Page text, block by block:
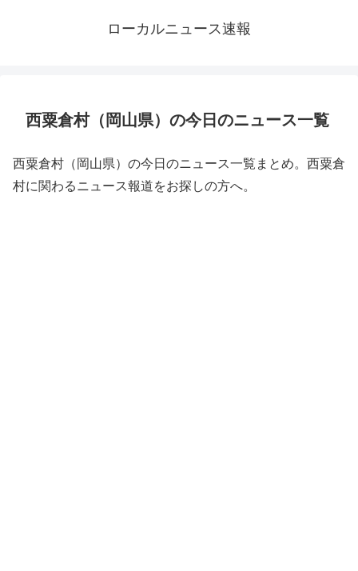
ローカルニュース速報
西粟倉村（岡山県）の今日のニュース一覧
西粟倉村（岡山県）の今日のニュース一覧まとめ。西粟倉
村に関わるニュース報道をお探しの方へ。